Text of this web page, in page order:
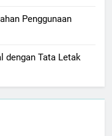
Penggunaan
dengan Tata Letak